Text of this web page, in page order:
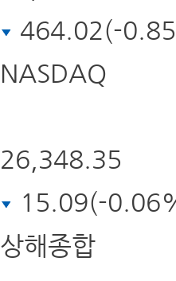
464.02(-
NASDAQ
26,348.35
15.09(-
상해종합